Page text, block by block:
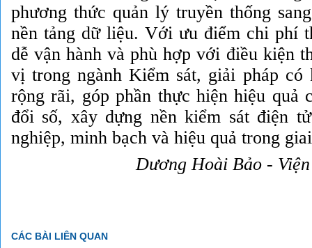
phương thức quản lý truyền thống
nền tảng dữ liệu. Với ưu điểm chi phí
dễ vận hành và phù hợp với điều kiện
vị trong ngành Kiểm sát, giải pháp có
rộng rãi, góp phần thực hiện hiệu quả
đổi số, xây dựng nền kiểm sát điện
nghiệp, minh bạch và hiệu quả trong
Dương Hoài Bảo -
CÁC BÀI LIÊN QUAN